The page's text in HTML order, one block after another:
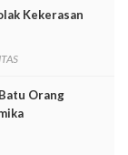
Kekerasan
Orang